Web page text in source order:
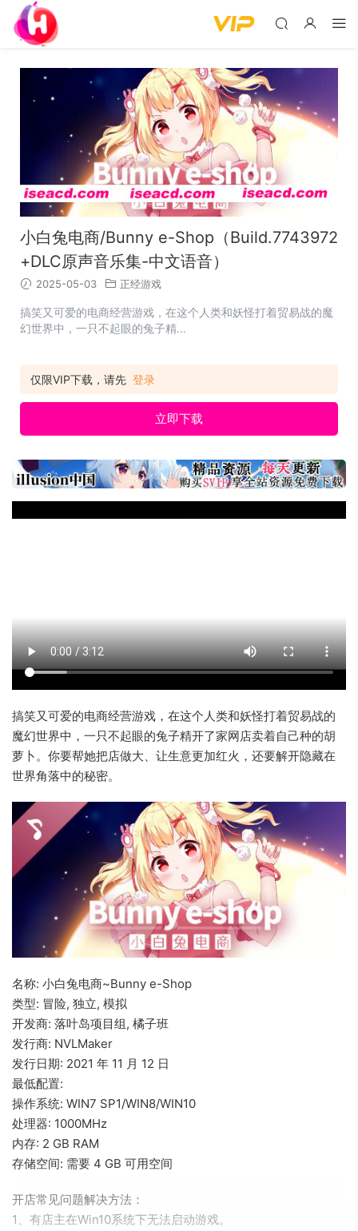
小白兔电商/Bunny e-Shop（Build.7743972
+DLC原声音乐集-中文语音）
2025-05-03 正经游戏
搞笑又可爱的电商经营游戏，在这个人类和妖怪打着贸易战的魔
幻世界中，一只不起眼的兔子精...
仅限VIP下载，请先 登录
立即下载
搞笑又可爱的电商经营游戏，在这个人类和妖怪打着贸易战的
魔幻世界中，一只不起眼的兔子精开了家网店卖着自己种的胡
萝卜。你要帮她把店做大、让生意更加红火，还要解开隐藏在
世界角落中的秘密。
名称: 小白兔电商~Bunny e-Shop
类型: 冒险, 独立, 模拟
开发商: 落叶岛项目组, 橘子班
发行商: NVLMaker
发行日期: 2021 年 11 月 12 日
最低配置:
操作系统: WIN7 SP1/WIN8/WIN10
处理器: 1000MHz
内存: 2 GB RAM
存储空间: 需要 4 GB 可用空间
开店常见问题解决方法：
1、有店主在Win10系统下无法启动游戏。